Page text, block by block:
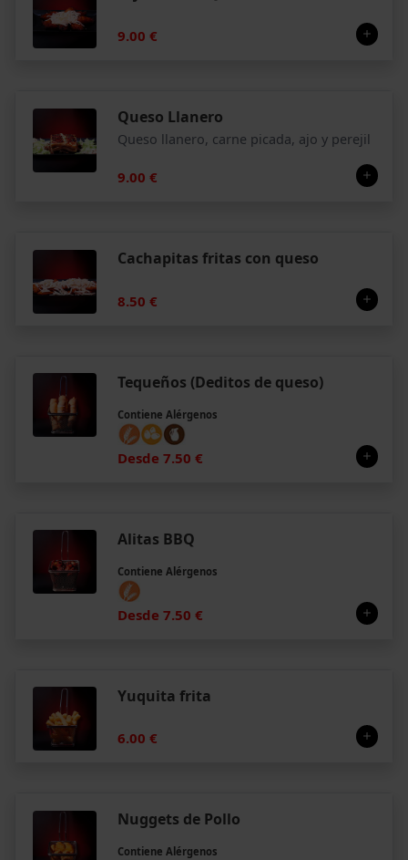
9.00 €
Queso Llanero
Queso llanero, carne picada, ajo y perejil
9.00 €
Cachapitas fritas con queso
8.50 €
Tequeños (Deditos de queso)
Contiene Alérgenos
Desde 7.50 €
Alitas BBQ
Contiene Alérgenos
Desde 7.50 €
Yuquita frita
6.00 €
Nuggets de Pollo
Contiene Alérgenos